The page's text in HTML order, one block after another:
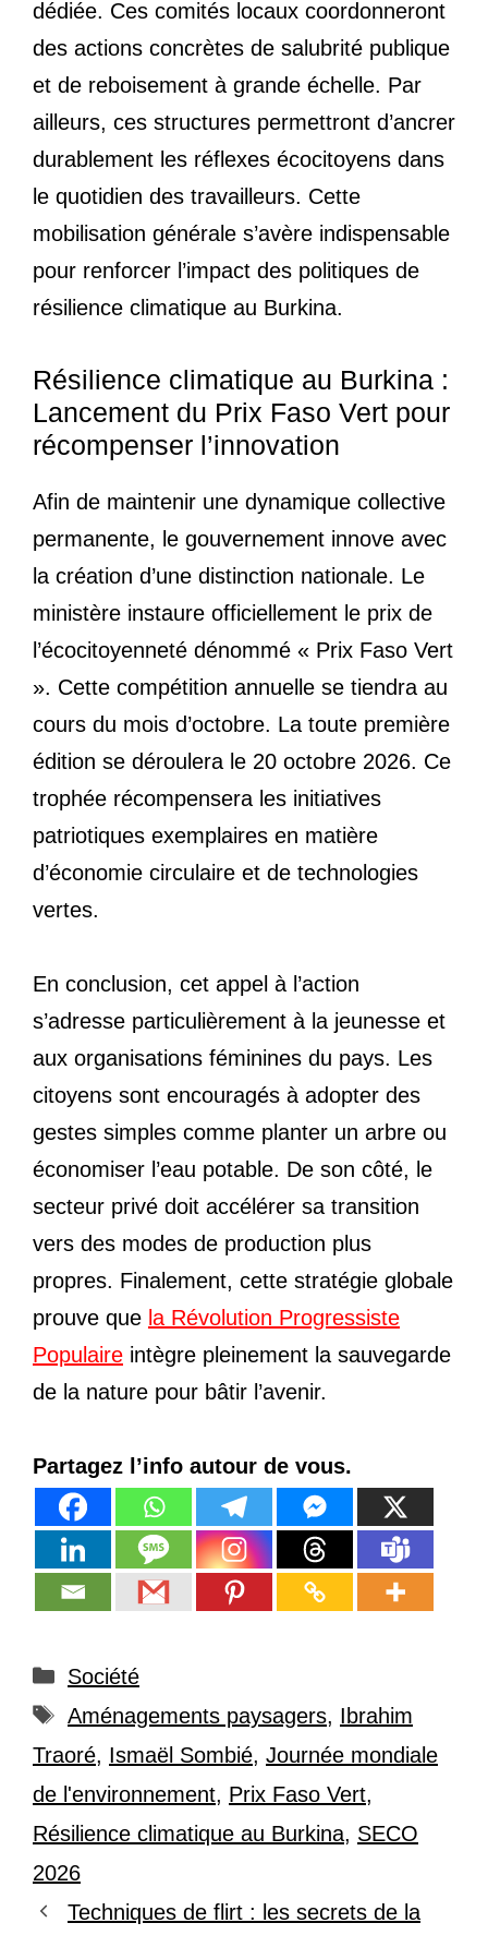
dédiée. Ces comités locaux coordonneront
des actions concrètes de salubrité publique
et de reboisement à grande échelle. Par
ailleurs, ces structures permettront d’ancrer
durablement les réflexes écocitoyens dans
le quotidien des travailleurs. Cette
mobilisation générale s’avère indispensable
pour renforcer l’impact des politiques de
résilience climatique au Burkina.
Résilience climatique au Burkina :
Lancement du Prix Faso Vert pour
récompenser l’innovation
Afin de maintenir une dynamique collective
permanente, le gouvernement innove avec
la création d’une distinction nationale. Le
ministère instaure officiellement le prix de
l’écocitoyenneté dénommé « Prix Faso Vert
». Cette compétition annuelle se tiendra au
cours du mois d’octobre. La toute première
édition se déroulera le 20 octobre 2026. Ce
trophée récompensera les initiatives
patriotiques exemplaires en matière
d’économie circulaire et de technologies
vertes.
En conclusion, cet appel à l’action
s’adresse particulièrement à la jeunesse et
aux organisations féminines du pays. Les
citoyens sont encouragés à adopter des
gestes simples comme planter un arbre ou
économiser l’eau potable. De son côté, le
secteur privé doit accélérer sa transition
vers des modes de production plus
propres. Finalement, cette stratégie globale
prouve que la Révolution Progressiste
Populaire intègre pleinement la sauvegarde
de la nature pour bâtir l’avenir.
Partagez l’info autour de vous.
Catégories
Société
Étiquettes
Aménagements paysagers, Ibrahim
Traoré, Ismaël Sombié, Journée mondiale
de l'environnement, Prix Faso Vert,
Résilience climatique au Burkina, SECO
2026
Techniques de flirt : les secrets de la